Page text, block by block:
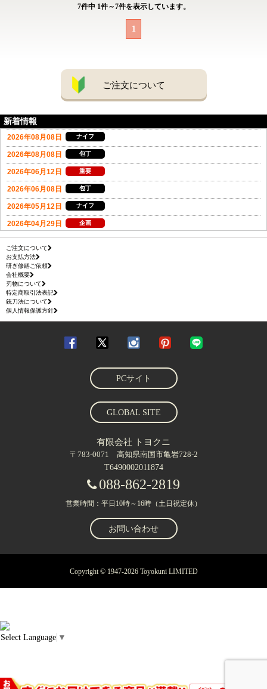
7件中 1件～7件を表示しています。
1
ご注文について
新着情報
ご注文について
お支払方法
研ぎ修繕ご依頼
会社概要
刃物について
特定商取引法表記
銃刀法について
個人情報保護方針
PCサイト
GLOBAL SITE
有限会社 トヨクニ
〒783-0071 高知県南国市亀岩728-2
T6490002011874
088-862-2819
営業時間：平日10時～16時（土日祝定休）
お問い合わせ
Copyright © 1947-2026 Toyokuni LIMITED
Select Language ▼